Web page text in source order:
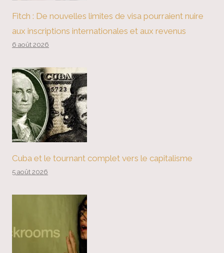
Fitch : De nouvelles limites de visa pourraient nuire
aux inscriptions internationales et aux revenus
6 août 2026
Cuba et le tournant complet vers le capitalisme
5 août 2026